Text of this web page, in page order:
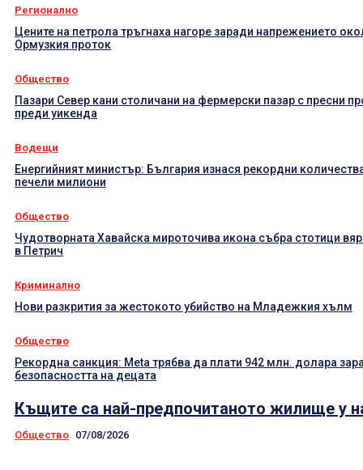
Регионално
Цените на петрола тръгнаха нагоре заради напрежението
Ормузкия проток
Общество
Пазари Север кани столичани на фермерски пазар с пресни
преди уикенда
Водещи
Енергийният министър: България изнася рекордни
печели милиони
Общество
Чудотворната Хавайска мироточива икона събра стотици
в Петрич
Криминално
Нови разкрития за жестокото убийство на Младежкия хълм
Общество
Рекордна санкция: Meta трябва да плати 942 млн. долара
безопасността на децата
Къщите са най-предпочитаното жилище у
Общество 07/08/2026